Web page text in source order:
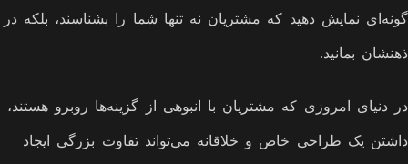
گونه‌ای نمایش دهید که مشتریان نه تنها شما را بشناسند، بلکه در
ذهنشان بمانید.
در دنیای امروزی که مشتریان با انبوهی از گزینه‌ها روبرو هستند،
داشتن یک طراحی خاص و خلاقانه می‌تواند تفاوت بزرگی ایجاد